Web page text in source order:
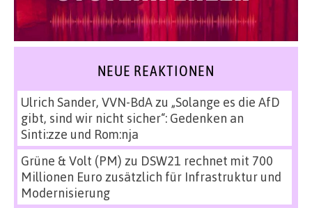
NEUE REAKTIONEN
Ulrich Sander, VVN-BdAzu „Solange es die AfD
gibt, sind wir nicht sicher“: Gedenken an
Sinti:zze und Rom:nja
Grüne & Volt (PM) zu DSW21 rechnet mit 700
Millionen Euro zusätzlich für Infrastruktur und
Modernisierung